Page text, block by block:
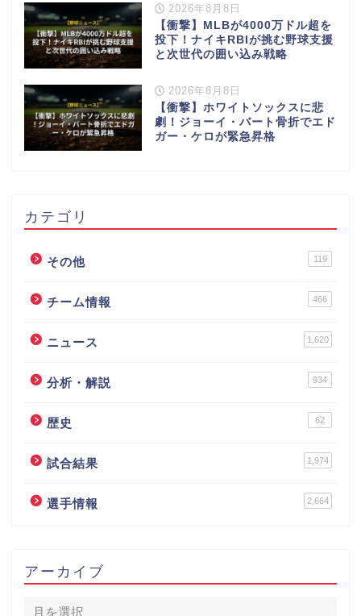
2026年8月8日
【衝撃】MLBが4000万ドル超を
投下！ナイキRBIが挑む野球支援
と次世代の囲い込み戦略
2026年8月8日
【衝撃】ホワイトソックスに悲
劇！ジョーイ・バート骨折でエド
ガー・ケロが緊急昇格
カテゴリ
その他 119
チーム情報 466
ニュース 1,620
分析・解説 934
歴史 62
試合結果 1,974
選手情報 2,664
アーカイブ